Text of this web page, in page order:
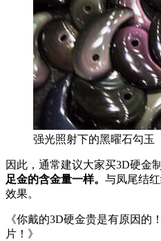
强光照射下的黑曜石勾玉
因此，通常建议大家买3D硬金
足金的含金量一样。 与凤尾结
效果。
《你戴的3D硬金贵是有原因的
片！》